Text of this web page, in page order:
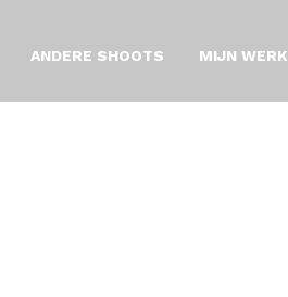
ANDERE SHOOTS MIJN WERK